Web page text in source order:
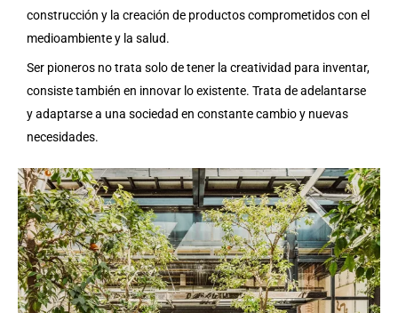
construcción y la creación de productos comprometidos con el
medioambiente y la salud.
Ser pioneros no trata solo de tener la creatividad para inventar,
consiste también en innovar lo existente. Trata de adelantarse
y adaptarse a una sociedad en constante cambio y nuevas
necesidades.